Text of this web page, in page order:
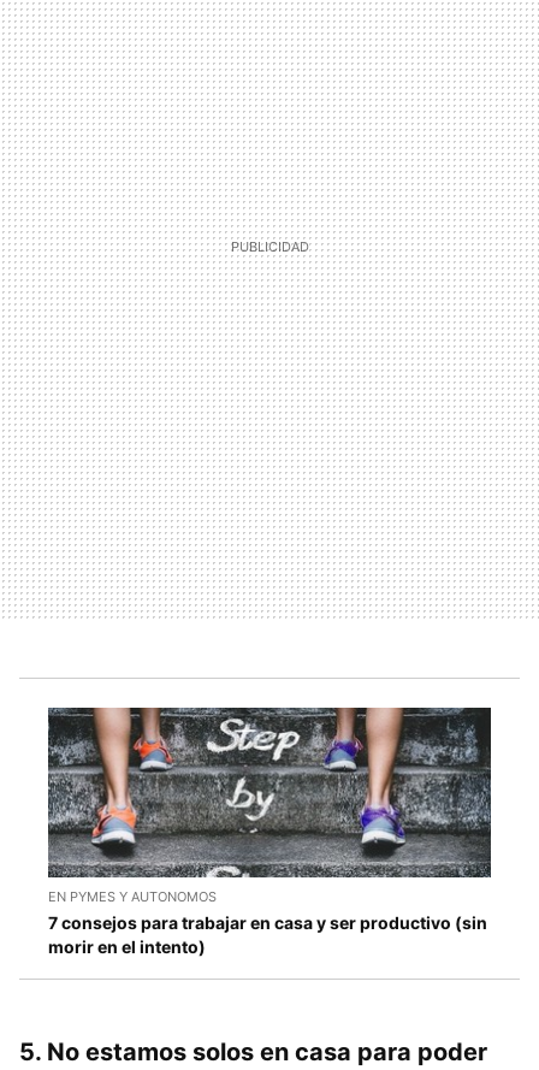
EN PYMES Y AUTONOMOS
7 consejos para trabajar en casa y ser productivo (sin
morir en el intento)
5. No estamos solos en casa para poder